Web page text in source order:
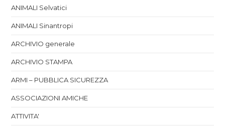
ANIMALI Selvatici
ANIMALI Sinantropi
ARCHIVIO generale
ARCHIVIO STAMPA
ARMI – PUBBLICA SICUREZZA
ASSOCIAZIONI AMICHE
ATTIVITA'